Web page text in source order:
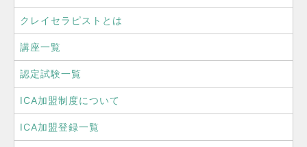
クレイセラピストとは
講座一覧
認定試験一覧
ICA加盟制度について
ICA加盟登録一覧